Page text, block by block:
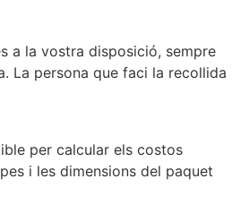
a la vostra disposició, sempre
La persona que faci la recollida
per calcular els costos
i les dimensions del paquet